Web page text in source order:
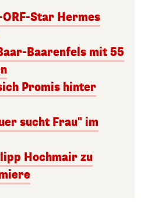
Star Hermes
Baarenfels mit 55
Promis hinter
sucht Frau" im
Hochmair zu